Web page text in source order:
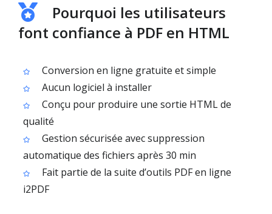
Pourquoi les utilisateurs
font confiance à PDF en HTML
Conversion en ligne gratuite et simple
Aucun logiciel à installer
Conçu pour produire une sortie HTML de
qualité
Gestion sécurisée avec suppression
automatique des fichiers après 30 min
Fait partie de la suite d’outils PDF en ligne
i2PDF